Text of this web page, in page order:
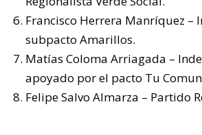
Francisco Herrera Manríquez –
subpacto Amarillos.
Matías Coloma Arriagada –
apoyado por el pacto Tu
Felipe Salvo Almarza – Partido